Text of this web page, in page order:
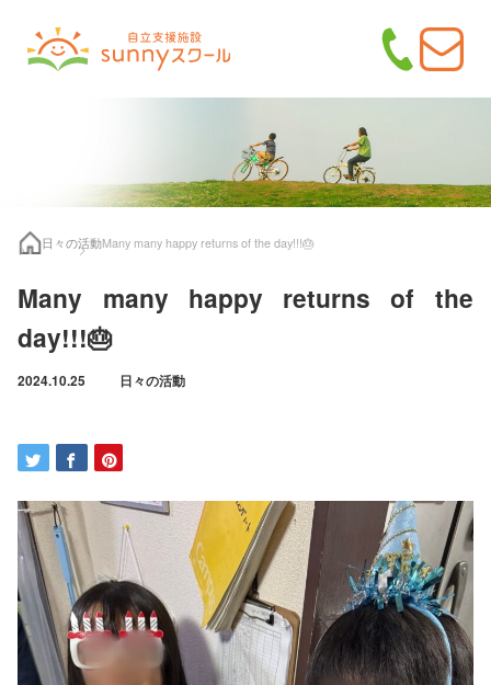
日々の活動Many many happy returns of the day!!!🎂
Many many happy returns of the
day!!!🎂
2024.10.25 日々の活動